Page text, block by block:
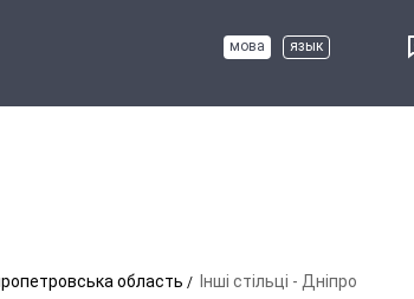
мова язык
область Інші стільці - Дніпро